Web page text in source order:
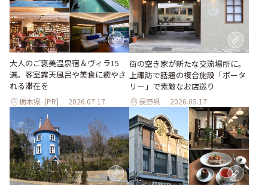
大人のご褒美温泉宿＆ヴィラ15
選。客室露天風呂や美食に癒やさ
れる滞在を
栃木県 [PR] 2026.07.17
街の空き家が新たな交流場所に。
上諏訪で話題の複合施設「ポータ
リー」で素敵なお店巡り
長野県 2026.05.17